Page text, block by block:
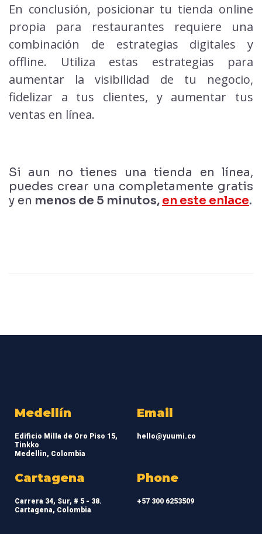
En conclusión, posicionar tu tienda online
propia para restaurantes requiere una
combinación de estrategias digitales y
offline. Utiliza estas estrategias para
aumentar la visibilidad de tu negocio,
fidelizar a tus clientes, y aumentar tus
ventas en línea.
Si aun no tienes una tienda en línea,
puedes crear una completamente gratis
y en menos de 5 minutos, en este enlace.
Medellín
Edificio Milla de Oro Piso 15,
Tinkko
Medellin, Colombia
Cartagena
Carrera 34, Sur, # 5 - 38.
Cartagena, Colombia
Email
hello@yuumi.co
Phone
+57 300 6253509